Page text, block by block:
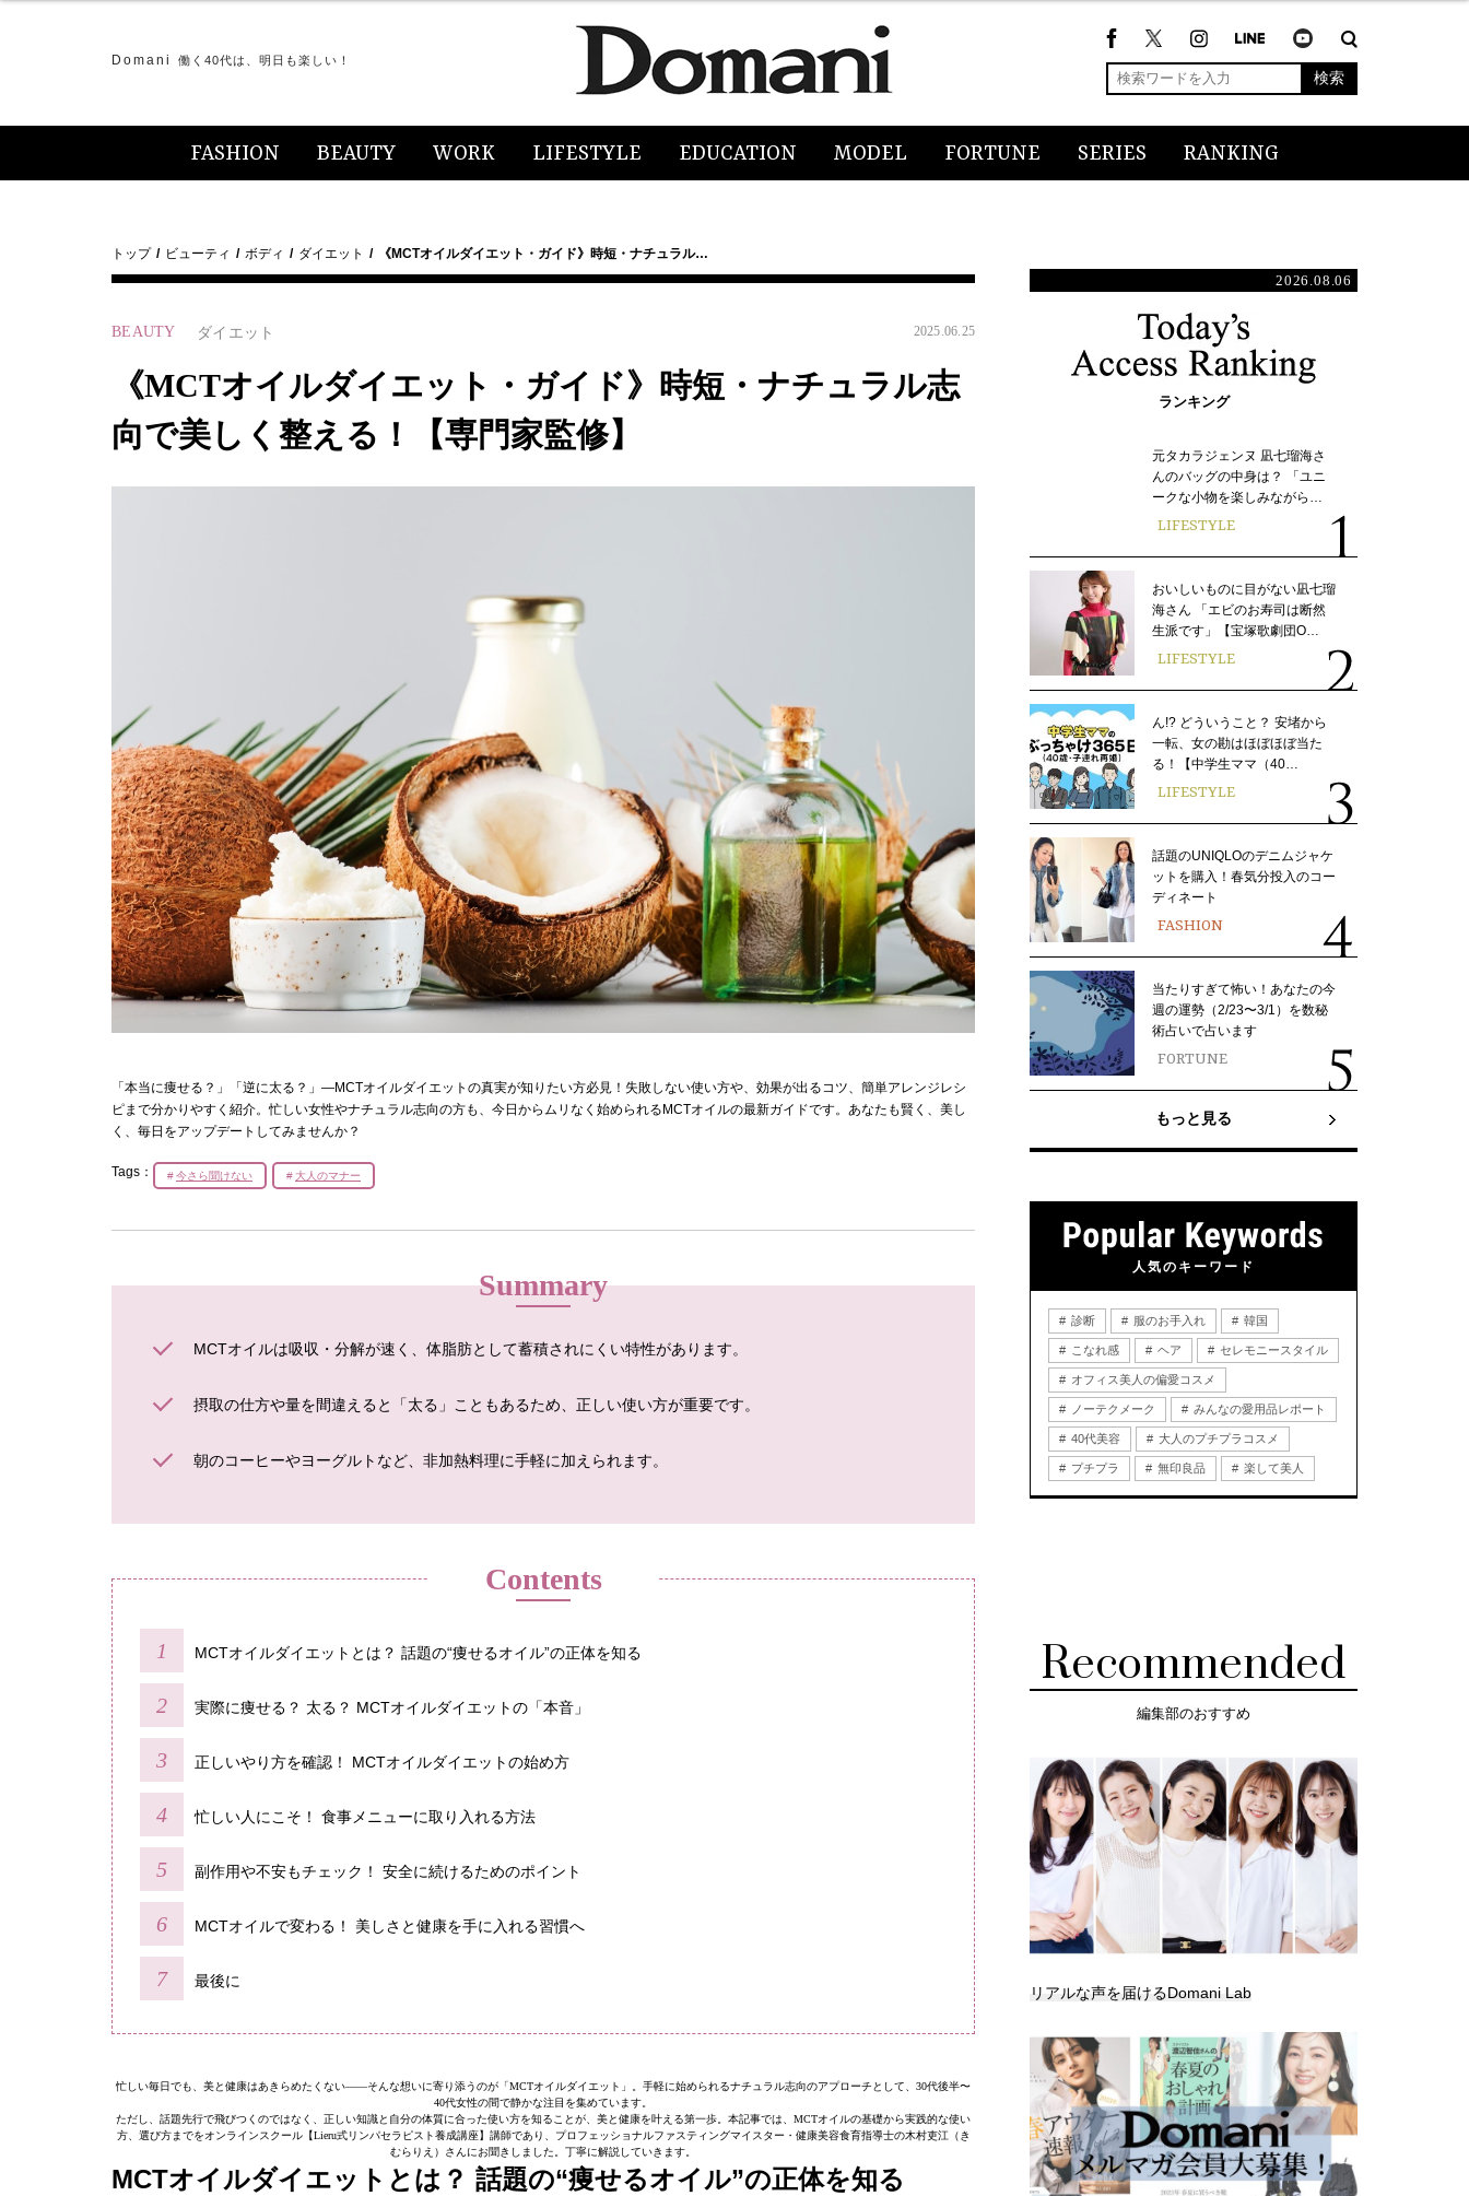
Domani 働く40代は、明日も楽しい！
検索
FASHION BEAUTY WORK LIFESTYLE EDUCATION MODEL FORTUNE SERIES RANKING
トップ ビューティ ボディ ダイエット 《MCTオイルダイエット・ガイド》時短・ナチュラル…
BEAUTY ダイエット 2025.06.25
《MCTオイルダイエット・ガイド》時短・ナチュラル志
向で美しく整える！【専門家監修】
「本当に痩せる？」「逆に太る？」―MCTオイルダイエットの真実が知りたい方必見！失敗しない使い方や、効果が出るコツ、簡単アレンジレシ
ピまで分かりやすく紹介。忙しい女性やナチュラル志向の方も、今日からムリなく始められるMCTオイルの最新ガイドです。あなたも賢く、美し
く、毎日をアップデートしてみませんか？
Tags： 今さら聞けない 大人のマナー
Summary
MCTオイルは吸収・分解が速く、体脂肪として蓄積されにくい特性があります。
摂取の仕方や量を間違えると「太る」こともあるため、正しい使い方が重要です。
朝のコーヒーやヨーグルトなど、非加熱料理に手軽に加えられます。
Contents
MCTオイルダイエットとは？ 話題の“痩せるオイル”の正体を知る
実際に痩せる？ 太る？ MCTオイルダイエットの「本音」
正しいやり方を確認！ MCTオイルダイエットの始め方
忙しい人にこそ！ 食事メニューに取り入れる方法
副作用や不安もチェック！ 安全に続けるためのポイント
MCTオイルで変わる！ 美しさと健康を手に入れる習慣へ
最後に
忙しい毎日でも、美と健康はあきらめたくない——そんな想いに寄り添うのが「MCTオイルダイエット」。手軽に始められるナチュラル志向のアプローチとして、30代後半〜
40代女性の間で静かな注目を集めています。
ただし、話題先行で飛びつくのではなく、正しい知識と自分の体質に合った使い方を知ることが、美と健康を叶える第一歩。本記事では、MCTオイルの基礎から実践的な使い
方、選び方までをオンラインスクール【Lieru式リンパセラピスト養成講座】講師であり、プロフェッショナルファスティングマイスター・健康美容食育指導士の木村吏江（き
むらりえ）さんにお聞きしました。丁寧に解説していきます。
MCTオイルダイエットとは？ 話題の“痩せるオイル”の正体を知る
2026.08.06
ランキング
元タカラジェンヌ 凪七瑠海さ
んのバッグの中身は？ 「ユニ
ークな小物を楽しみながら…
LIFESTYLE
おいしいものに目がない凪七瑠
海さん 「エビのお寿司は断然
生派です」【宝塚歌劇団O…
LIFESTYLE
ん!? どういうこと？ 安堵から
一転、女の勘はほぼほぼ当た
る！【中学生ママ（40…
LIFESTYLE
話題のUNIQLOのデニムジャケ
ットを購入！春気分投入のコー
ディネート
FASHION
当たりすぎて怖い！あなたの今
週の運勢（2/23〜3/1）を数秘
術占いで占います
FORTUNE
もっと見る
人気のキーワード
診断 服のお手入れ 韓国
こなれ感 ヘア セレモニースタイル
オフィス美人の偏愛コスメ
ノーテクメーク みんなの愛用品レポート
40代美容 大人のプチプラコスメ
プチプラ 無印良品 楽して美人
Recommended
編集部のおすすめ
リアルな声を届けるDomani Lab